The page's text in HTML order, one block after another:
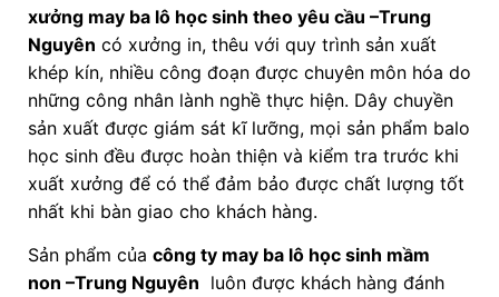
xưởng may ba lô học sinh theo yêu cầu –Trung
Nguyên có xưởng in, thêu với quy trình sản xuất
khép kín, nhiều công đoạn được chuyên môn hóa do
những công nhân lành nghề thực hiện. Dây chuyền
sản xuất được giám sát kĩ lưỡng, mọi sản phẩm balo
học sinh đều được hoàn thiện và kiểm tra trước khi
xuất xưởng để có thể đảm bảo được chất lượng tốt
nhất khi bàn giao cho khách hàng.
Sản phẩm của công ty may ba lô học sinh mầm
non –Trung Nguyên luôn được khách hàng đánh